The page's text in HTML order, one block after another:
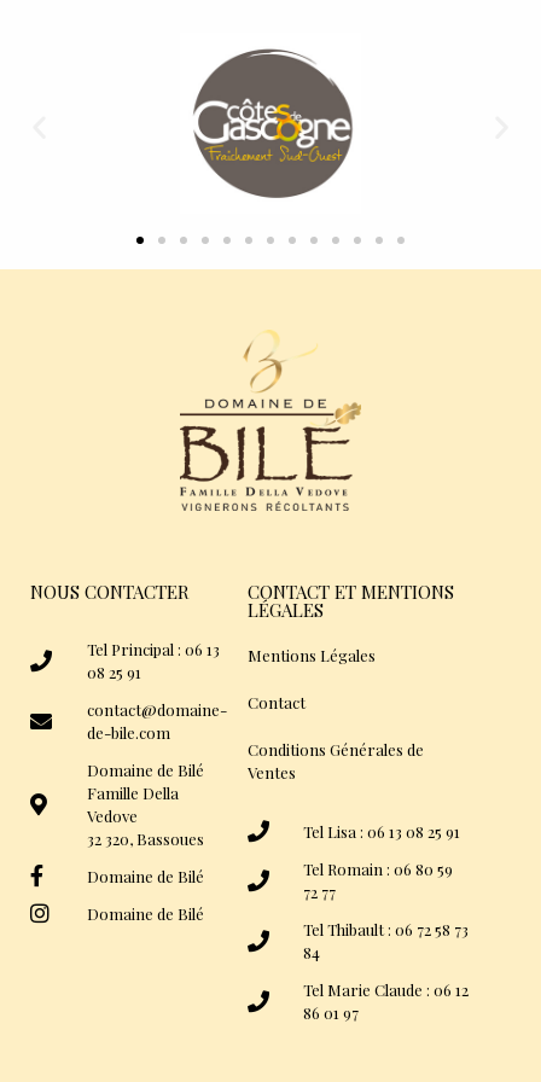
NOUS CONTACTER
Tel Principal : 06 13
08 25 91
contact@domaine-
de-bile.com
Domaine de Bilé
Famille Della
Vedove
32 320, Bassoues
Domaine de Bilé
Domaine de Bilé
CONTACT ET MENTIONS
LÉGALES
Mentions Légales
Contact
Conditions Générales de
Ventes
Tel Lisa : 06 13 08 25 91
Tel Romain : 06 80 59
72 77
Tel Thibault : 06 72 58 73
84
Tel Marie Claude : 06 12
86 01 97